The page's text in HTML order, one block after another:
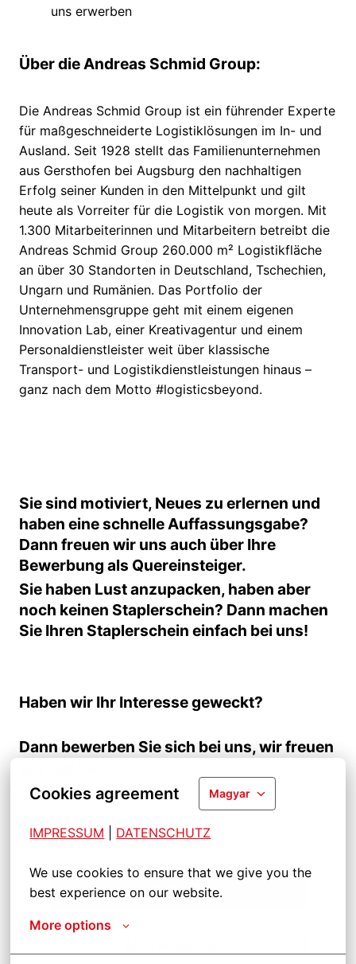
Cookies agreement Magyar
IMPRESSUM DATENSCHUTZ
We use cookies to ensure that we give you the
best experience on our website.
More options
uns erwerben
Über die Andreas Schmid Group:
Die Andreas Schmid Group ist ein führender Experte
für maßgeschneiderte Logistiklösungen im In- und
Ausland. Seit 1928 stellt das Familienunternehmen
aus Gersthofen bei Augsburg den nachhaltigen
Erfolg seiner Kunden in den Mittelpunkt und gilt
heute als Vorreiter für die Logistik von morgen. Mit
1.300 Mitarbeiterinnen und Mitarbeitern betreibt die
Andreas Schmid Group 260.000 m² Logistikfläche
an über 30 Standorten in Deutschland, Tschechien,
Ungarn und Rumänien. Das Portfolio der
Unternehmensgruppe geht mit einem eigenen
Innovation Lab, einer Kreativagentur und einem
Personaldienstleister weit über klassische
Transport- und Logistikdienstleistungen hinaus –
ganz nach dem Motto #logisticsbeyond.
Sie sind motiviert, Neues zu erlernen und
haben eine schnelle Auffassungsgabe?
Dann freuen wir uns auch über Ihre
Bewerbung als Quereinsteiger.
Sie haben Lust anzupacken, haben aber
noch keinen Staplerschein? Dann machen
Sie Ihren Staplerschein einfach bei uns!
Haben wir Ihr Interesse geweckt?
Dann bewerben Sie sich bei uns, wir freuen
Jelentkezni